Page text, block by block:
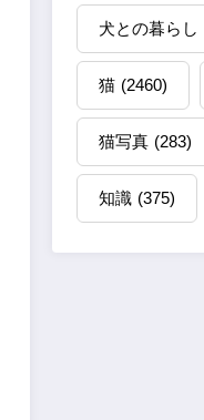
犬との暮らし
猫 (2460)
猫写真 (283)
知識 (375)